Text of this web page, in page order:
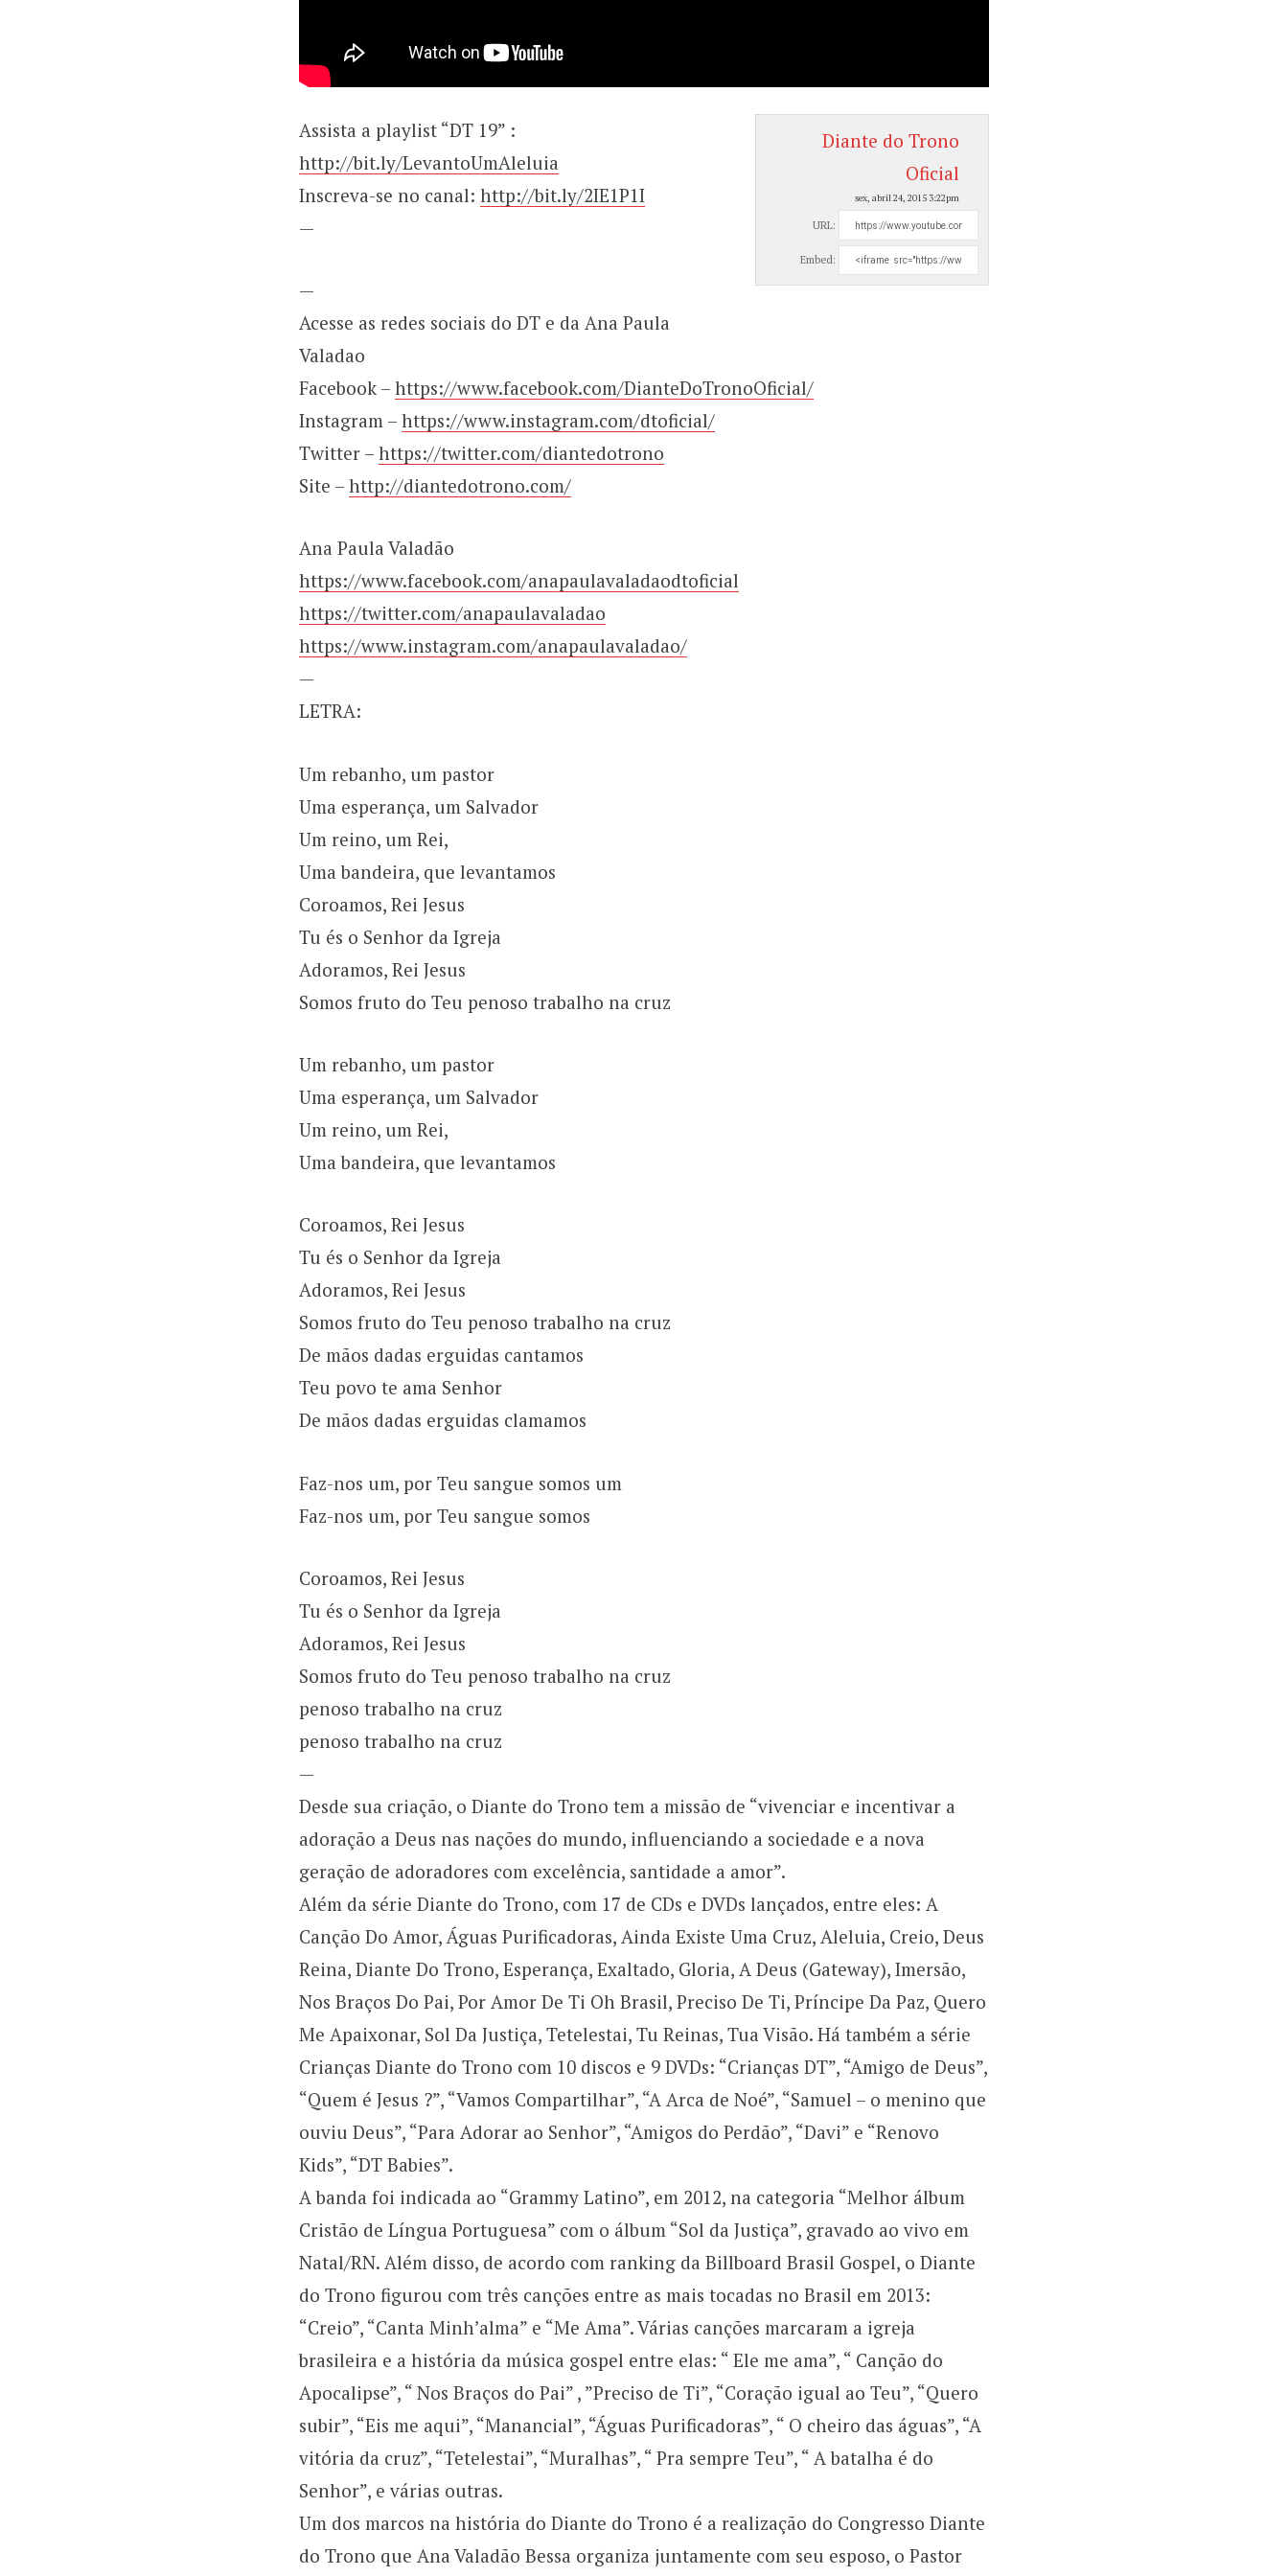
Diante do Trono
Oficial
sex, abril 24, 2015 3:22pm
URL:
Embed:
Assista a playlist “DT 19” :
http://bit.ly/LevantoUmAleluia
Inscreva-se no canal: http://bit.ly/2IE1P1I
—
—
Acesse as redes sociais do DT e da Ana Paula
Valadao
Facebook – https://www.facebook.com/DianteDoTronoOficial/
Instagram – https://www.instagram.com/dtoficial/
Twitter – https://twitter.com/diantedotrono
Site – http://diantedotrono.com/
Ana Paula Valadão
https://www.facebook.com/anapaulavaladaodtoficial
https://twitter.com/anapaulavaladao
https://www.instagram.com/anapaulavaladao/
—
LETRA:
Um rebanho, um pastor
Uma esperança, um Salvador
Um reino, um Rei,
Uma bandeira, que levantamos
Coroamos, Rei Jesus
Tu és o Senhor da Igreja
Adoramos, Rei Jesus
Somos fruto do Teu penoso trabalho na cruz
Um rebanho, um pastor
Uma esperança, um Salvador
Um reino, um Rei,
Uma bandeira, que levantamos
Coroamos, Rei Jesus
Tu és o Senhor da Igreja
Adoramos, Rei Jesus
Somos fruto do Teu penoso trabalho na cruz
De mãos dadas erguidas cantamos
Teu povo te ama Senhor
De mãos dadas erguidas clamamos
Faz-nos um, por Teu sangue somos um
Faz-nos um, por Teu sangue somos
Coroamos, Rei Jesus
Tu és o Senhor da Igreja
Adoramos, Rei Jesus
Somos fruto do Teu penoso trabalho na cruz
penoso trabalho na cruz
penoso trabalho na cruz
—
Desde sua criação, o Diante do Trono tem a missão de “vivenciar e incentivar a
adoração a Deus nas nações do mundo, influenciando a sociedade e a nova
geração de adoradores com excelência, santidade a amor”.
Além da série Diante do Trono, com 17 de CDs e DVDs lançados, entre eles: A
Canção Do Amor, Águas Purificadoras, Ainda Existe Uma Cruz, Aleluia, Creio, Deus
Reina, Diante Do Trono, Esperança, Exaltado, Gloria, A Deus (Gateway), Imersão,
Nos Braços Do Pai, Por Amor De Ti Oh Brasil, Preciso De Ti, Príncipe Da Paz, Quero
Me Apaixonar, Sol Da Justiça, Tetelestai, Tu Reinas, Tua Visão. Há também a série
Crianças Diante do Trono com 10 discos e 9 DVDs: “Crianças DT”, “Amigo de Deus”,
“Quem é Jesus ?”, “Vamos Compartilhar”, “A Arca de Noé”, “Samuel – o menino que
ouviu Deus”, “Para Adorar ao Senhor”, “Amigos do Perdão”, “Davi” e “Renovo
Kids”, “DT Babies”.
A banda foi indicada ao “Grammy Latino”, em 2012, na categoria “Melhor álbum
Cristão de Língua Portuguesa” com o álbum “Sol da Justiça”, gravado ao vivo em
Natal/RN. Além disso, de acordo com ranking da Billboard Brasil Gospel, o Diante
do Trono figurou com três canções entre as mais tocadas no Brasil em 2013:
“Creio”, “Canta Minh’alma” e “Me Ama”. Várias canções marcaram a igreja
brasileira e a história da música gospel entre elas: “ Ele me ama”, “ Canção do
Apocalipse”, “ Nos Braços do Pai” , ”Preciso de Ti”, “Coração igual ao Teu”, “Quero
subir”, “Eis me aqui”, “Manancial”, “Águas Purificadoras”, “ O cheiro das águas”, “A
vitória da cruz”, “Tetelestai”, “Muralhas”, “ Pra sempre Teu”, “ A batalha é do
Senhor”, e várias outras.
Um dos marcos na história do Diante do Trono é a realização do Congresso Diante
do Trono que Ana Valadão Bessa organiza juntamente com seu esposo, o Pastor